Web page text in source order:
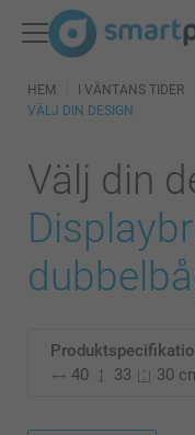
HEM I VÄNTANS TIDER
VÄLJ DIN DESIGN
Välj din
40
33 30